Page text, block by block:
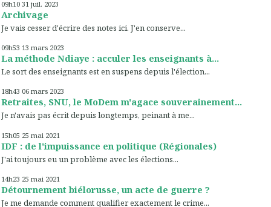
09h10 31 juil. 2023
Archivage
Je vais cesser d'écrire des notes ici. J'en conserve...
09h53 13 mars 2023
La méthode Ndiaye : acculer les enseignants à...
Le sort des enseignants est en suspens depuis l'élection...
18h43 06 mars 2023
Retraites, SNU, le MoDem m'agace souverainement...
Je n'avais pas écrit depuis longtemps, peinant à me...
15h05 25 mai 2021
IDF : de l'impuissance en politique (Régionales)
J'ai toujours eu un problème avec les élections...
14h23 25 mai 2021
Détournement biélorusse, un acte de guerre ?
Je me demande comment qualifier exactement le crime...